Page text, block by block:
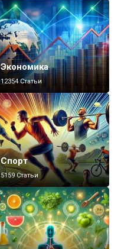
Экономика
12354 Статьи
Спорт
5159 Статьи